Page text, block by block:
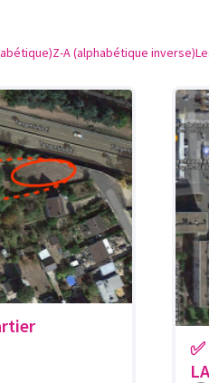
Z-A (alphabétique inverse)